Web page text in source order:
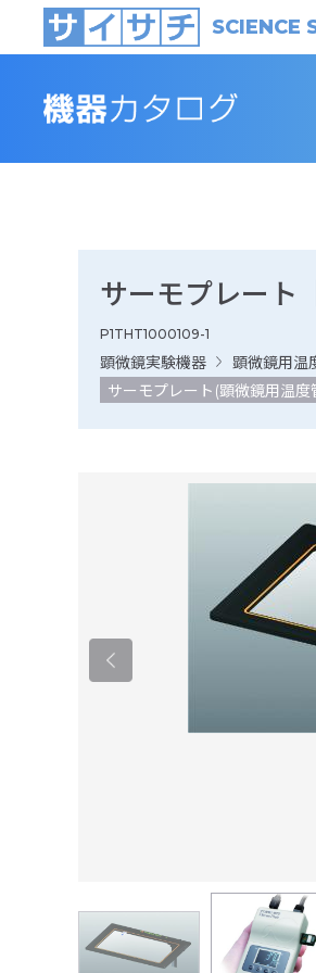
SCIENCE
サーモプレート
P1THT1000109-1
顕微鏡実験機器
顕微鏡用温
サーモプレート(顕微鏡用温